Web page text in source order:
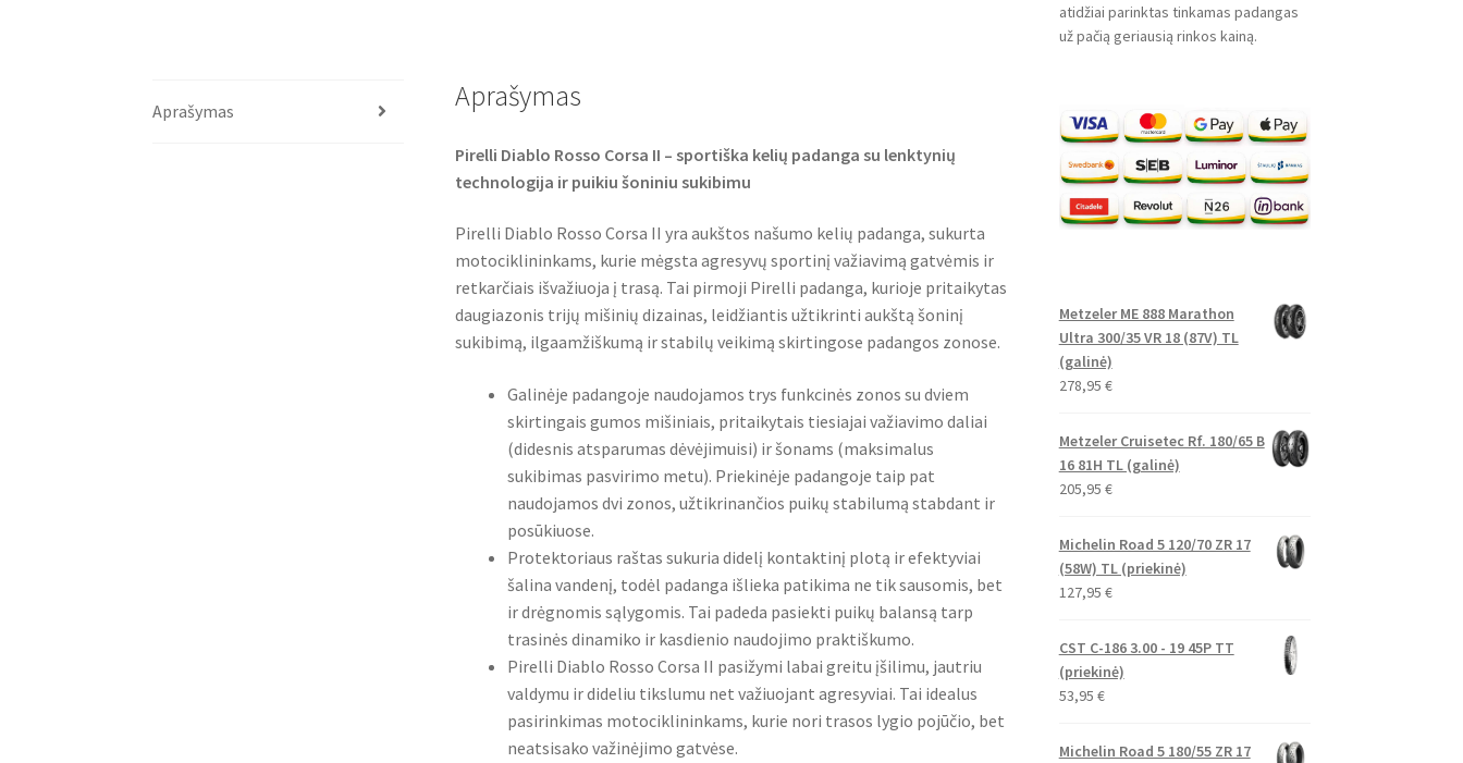
k
Aprašymas Aprašymas
Pirelli Diablo Rosso Corsa II – sportiška kelių padanga su lenktynių
technologija ir puikiu šoniniu sukibimu
Pirelli Diablo Rosso Corsa II yra aukštos našumo kelių padanga, sukurta
motociklininkams, kurie mėgsta agresyvų sportinį važiavimą gatvėmis ir
retkarčiais išvažiuoja į trasą. Tai pirmoji Pirelli padanga, kurioje pritaikytas
daugiazonis trijų mišinių dizainas, leidžiantis užtikrinti aukštą šoninį
sukibimą, ilgaamžiškumą ir stabilų veikimą skirtingose padangos zonose.
Galinėje padangoje naudojamos trys funkcinės zonos su dviem
skirtingais gumos mišiniais, pritaikytais tiesiajai važiavimo daliai
(didesnis atsparumas dėvėjimuisi) ir šonams (maksimalus
sukibimas pasvirimo metu). Priekinėje padangoje taip pat
naudojamos dvi zonos, užtikrinančios puikų stabilumą stabdant ir
posūkiuose.
Protektoriaus raštas sukuria didelį kontaktinį plotą ir efektyviai
šalina vandenį, todėl padanga išlieka patikima ne tik sausomis, bet
ir drėgnomis sąlygomis. Tai padeda pasiekti puikų balansą tarp
trasinės dinamiko ir kasdienio naudojimo praktiškumo.
Pirelli Diablo Rosso Corsa II pasižymi labai greitu įšilimu, jautriu
valdymu ir dideliu tikslumu net važiuojant agresyviai. Tai idealus
pasirinkimas motociklininkams, kurie nori trasos lygio pojūčio, bet
neatsisako važinėjimo gatvėse.
atidžiai parinktas tinkamas padangas
už pačią geriausią rinkos kainą.
Metzeler ME 888 Marathon
Ultra 300/35 VR 18 (87V) TL
(galinė)
278,95 €
Metzeler Cruisetec Rf. 180/65 B
16 81H TL (galinė)
205,95 €
Michelin Road 5 120/70 ZR 17
(58W) TL (priekinė)
127,95 €
CST C-186 3.00 - 19 45P TT
(priekinė)
53,95 €
Michelin Road 5 180/55 ZR 17